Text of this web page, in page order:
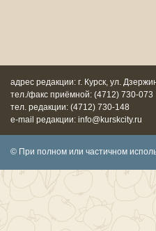
адрес редакции: г. Курск, ул.
тел./факс приёмной: (4712) 730-073
тел. редакции: (4712) 730-148
e-mail редакции: info@kurskcity.ru
© При полном или частичном